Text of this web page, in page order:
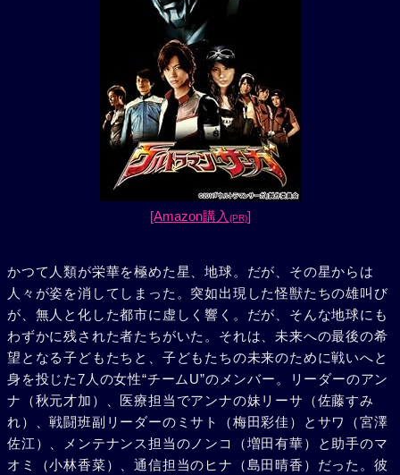
[Amazon購入 (PR)]
かつて人類が栄華を極めた星、地球。だが、その星からは
人々が姿を消してしまった。突如出現した怪獣たちの雄叫び
が、無人と化した都市に虚しく響く。だが、そんな地球にも
わずかに残された者たちがいた。それは、未来への最後の希
望となる子どもたちと、子どもたちの未来のために戦いへと
身を投じた7人の女性“チームU”のメンバー。リーダーのアン
ナ（秋元才加）、医療担当でアンナの妹リーサ（佐藤すみ
れ）、戦闘班副リーダーのミサト（梅田彩佳）とサワ（宮澤
佐江）、メンテナンス担当のノンコ（増田有華）と助手のマ
オミ（小林香菜）、通信担当のヒナ（島田晴香）だった。彼